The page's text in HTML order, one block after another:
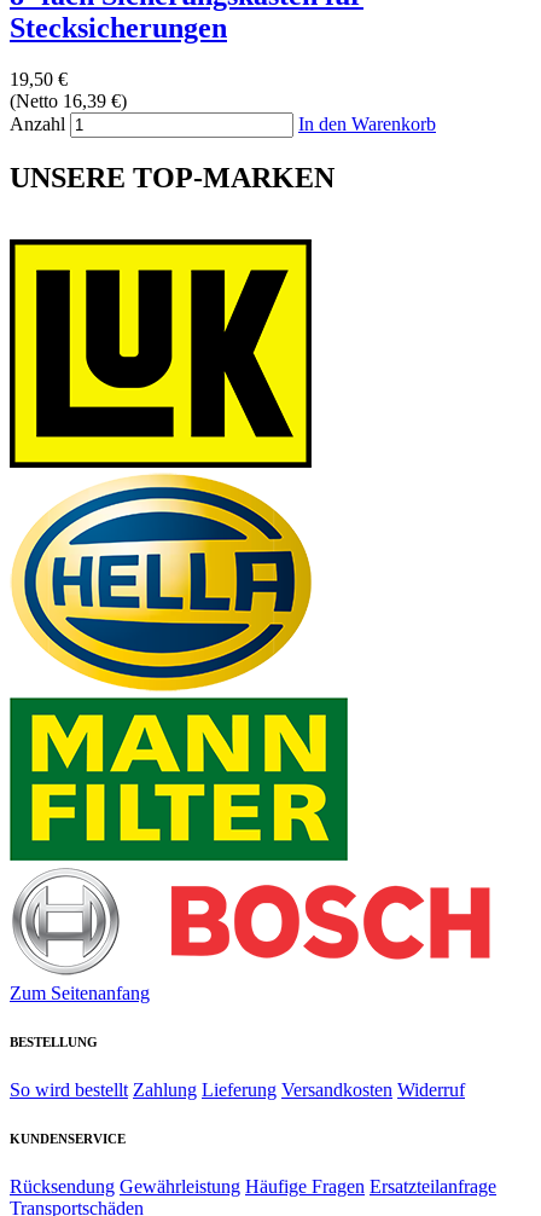
Stecksicherungen
19,50 €
(Netto 16,39 €)
Anzahl
In den Warenkorb
UNSERE TOP-MARKEN
Zum Seitenanfang
BESTELLUNG
So wird bestellt Zahlung Lieferung Versandkosten Widerruf
KUNDENSERVICE
Rücksendung Gewährleistung Häufige Fragen Ersatzteilanfrage
Transportschäden